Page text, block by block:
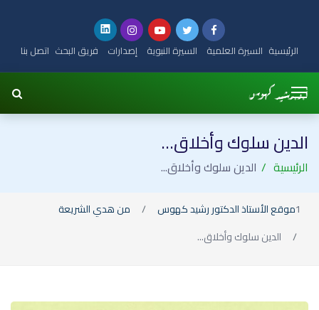
الرئيسية السيرة العلمية السيرة النبوية إصدارات فريق البحث اتصل بنا
الدين سلوك وأخلاق...
الرئيسية الدين سلوك وأخلاق...
موقع الأستاذ الدكتور رشيد كهوس
من هدي الشريعة
الدين سلوك وأخلاق...